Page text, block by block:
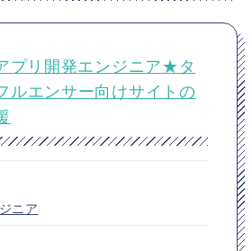
プリ開発エンジニア★タ
ルエンサー向けサイトの
ニア